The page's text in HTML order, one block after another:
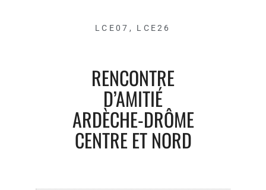
LCE07 , LCE26
RENCONTRE
D’AMITIÉ
ARDÈCHE-DRÔME
CENTRE ET NORD